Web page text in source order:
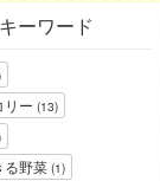
ーワード
リー (13)
る野菜 (1)